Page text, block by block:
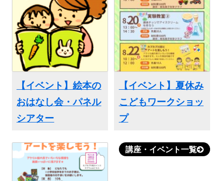
【イベント】絵本の
おはなし会・パネル
シアター
【イベント】夏休み
こどもワークショッ
プ
講座・イベント一覧